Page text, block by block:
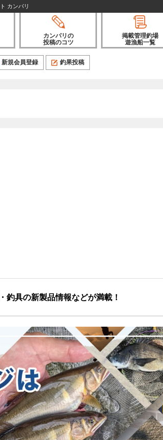
カンパリ
カンパリの
投稿のコツ
掲載管理釣場
遊漁船一覧
新規会員登録 釣果投稿
釣具の新製品情報などが満載！